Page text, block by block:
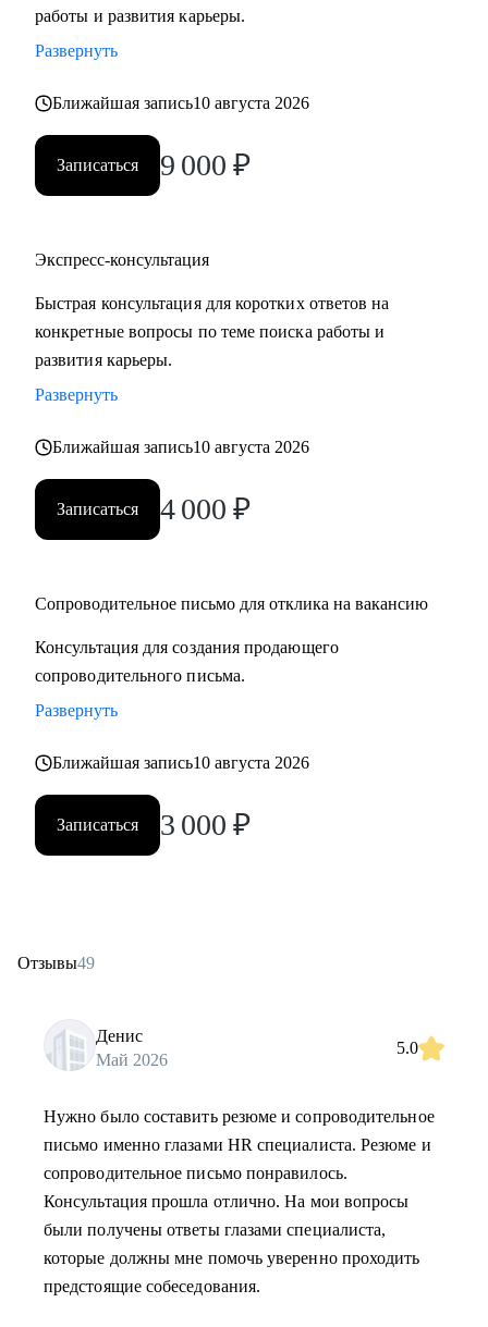
работы и развития карьеры.
Развернуть
Ближайшая запись10 августа 2026
Записаться 9 000 ₽
Экспресс-консультация
Быстрая консультация для коротких ответов на
конкретные вопросы по теме поиска работы и
развития карьеры.
Развернуть
Ближайшая запись10 августа 2026
Записаться 4 000 ₽
Сопроводительное письмо для отклика на вакансию
Консультация для создания продающего
сопроводительного письма.
Развернуть
Ближайшая запись10 августа 2026
Записаться 3 000 ₽
Отзывы49
Денис
Май 2026
5.0
Нужно было составить резюме и сопроводительное
письмо именно глазами HR специалиста. Резюме и
сопроводительное письмо понравилось.
Консультация прошла отлично. На мои вопросы
были получены ответы глазами специалиста,
которые должны мне помочь уверенно проходить
предстоящие собеседования.